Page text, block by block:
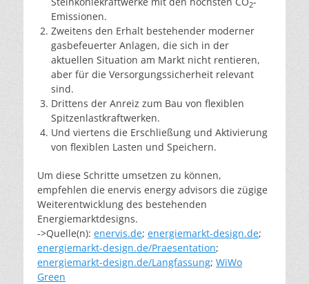
2
Emissionen.
Zweitens den Erhalt bestehender moderner
gasbefeuerter Anlagen, die sich in der
aktuellen Situation am Markt nicht rentieren,
aber für die Versorgungssicherheit relevant
sind.
Drittens der Anreiz zum Bau von flexiblen
Spitzenlastkraftwerken.
Und viertens die Erschließung und Aktivierung
von flexiblen Lasten und Speichern.
Um diese Schritte umsetzen zu können,
empfehlen die enervis energy advisors die zügige
Weiterentwicklung des bestehenden
Energiemarktdesigns.
->Quelle(n): enervis.de; energiemarkt-design.de;
energiemarkt-design.de/Praesentation;
energiemarkt-design.de/Langfassung; WiWo
Green